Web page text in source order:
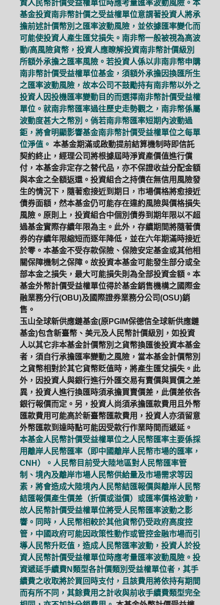
資人民幣計價受益權單位時應考量匯率波動風險。本
基金投資南非幣計價之受益權單位意謂著投資人將承
擔前述計價幣別之匯率波動風險，並依據匯率變化而
可能使投資人產生匯兌損失。南非幣一般被視為高波
動/高風險貨幣，投資人應瞭解投資南非幣計價級別
所額外承擔之匯率風險。若投資人係以非南非幣申購
南非幣計價受益權單位基金，須額外承擔因換匯所生
之匯率波動風險，故本公司不鼓勵持有南非幣以外之
投資人因投機匯率變動目的而選擇南非幣計價受益權
單位。就南非幣匯率過往歷史走勢觀之，南非幣係屬
波動度甚大之幣別。倘若南非幣匯率短期內波動過
鉅，將會明顯影響基金南非幣計價受益權單位之每單
位淨值。 本基金期滿或啟動提前結算機制時即信託
契約終止，經理公司將根據屆時淨資產價值進行償
付，本基金非定存之替代品，亦不保證收益分配金額
與本金之全額返還。投資組合之持債在無信用風險發
生的情況下，隨著愈接近到期日，市場價格將愈接近
債券面額，然本基金仍可能存在違約風險與價格損失
風險。原則上，投資組合中個別債券到期年限以不超
過基金實際存續年限為主。此外，存續期間將隨著債
券的存續年限縮短而逐年降低，並在六年期滿時接近
於零。本基金不受存款保險、保險安定基金或其他相
關保障機制之保障。故投資本基金可能發生部分或全
部本金之損失，最大可能損失則為全部投資金額。本
基金外幣計價受益權單位得於基金銷售機構之國際金
融業務分行(OBU)及國際證券業務分公司(OSU)銷
售。
玉山全球新供應鏈基金(原PGIM保德信全球新供應鏈
基金)包含新臺幣、美元及人民幣計價級別，如投資
人以其它非本基金計價幣別之貨幣換匯後投資本基金
者，須自行承擔匯率變動之風險，當本基金計價幣別
之貨幣相對於其它貨幣貶值時，將產生匯兌損失。此
外，因投資人與銀行進行外匯交易有賣價與買價之差
異，投資人進行換匯時須承擔買賣價差，此價差依各
銀行報價而定。另，投資人尚須承擔匯款費用且外幣
匯款費用可能高於新臺幣匯款費用，投資人亦須留意
外幣匯款到達時點可能因受款行作業時間而遞延。
本基金人民幣計價受益權單位之人民幣匯率主要係採
用離岸人民幣匯率（即中國離岸人民幣市場的匯率，
CNH）。人民幣目前受大陸地區對人民幣匯率管
制、境內及離岸市場人民幣供給量及市場需求等因
素，將會造成大陸境內人民幣結匯報價與離岸人民幣
結匯報價產生價差（折價或溢價）或匯率價格波動，
故人民幣計價受益權單位將受人民幣匯率波動之影
響。同時，人民幣相較於其他貨幣仍受政府高度控
管，中國政府可能因政策性動作或管控金融市場而引
導人民幣升貶值，造成人民幣匯率波動，投資人於投
資人民幣計價受益權單位時應考量匯率波動風險。投
資遞延手續費N類型各計價類別受益權單位者，其手
續費之收取將於買回時支付，且該費用將依持有期間
而有所不同，其餘費用之計收與前收手續費類型完全